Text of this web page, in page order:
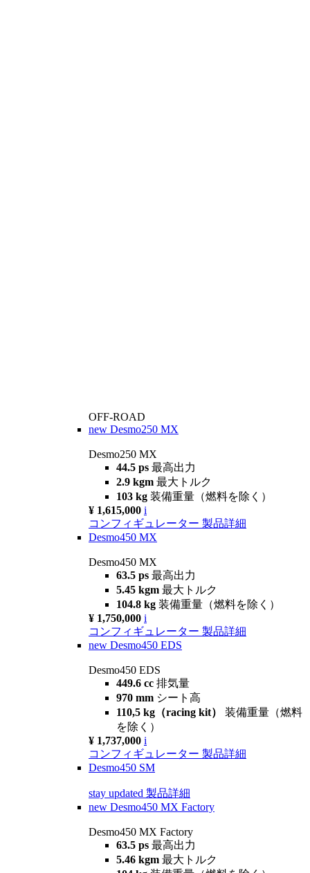
OFF-ROAD
new Desmo250 MX
Desmo250 MX
44.5 ps 最高出力
2.9 kgm 最大トルク
103 kg 装備重量（燃料を除く）
¥ 1,615,000 i
コンフィギュレーター 製品詳細
Desmo450 MX
Desmo450 MX
63.5 ps 最高出力
5.45 kgm 最大トルク
104.8 kg 装備重量（燃料を除く）
¥ 1,750,000 i
コンフィギュレーター 製品詳細
new Desmo450 EDS
Desmo450 EDS
449.6 cc 排気量
970 mm シート高
110,5 kg（racing kit） 装備重量（燃料
を除く）
¥ 1,737,000 i
コンフィギュレーター 製品詳細
Desmo450 SM
stay updated 製品詳細
new Desmo450 MX Factory
Desmo450 MX Factory
63.5 ps 最高出力
5.46 kgm 最大トルク